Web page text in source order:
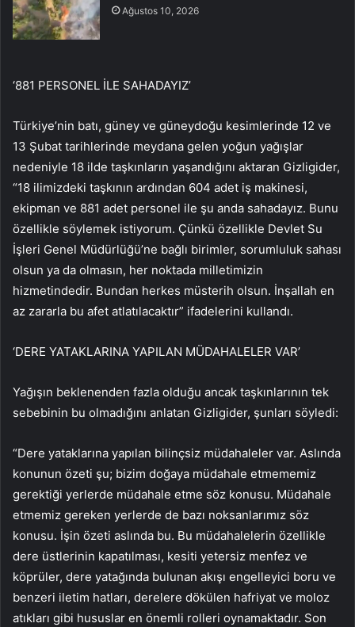
Ağustos 10, 2026
‘881 PERSONEL İLE SAHADAYIZ’
Türkiye’nin batı, güney ve güneydoğu kesimlerinde 12 ve
13 Şubat tarihlerinde meydana gelen yoğun yağışlar
nedeniyle 18 ilde taşkınların yaşandığını aktaran Gizligider,
“18 ilimizdeki taşkının ardından 604 adet iş makinesi,
ekipman ve 881 adet personel ile şu anda sahadayız. Bunu
özellikle söylemek istiyorum. Çünkü özellikle Devlet Su
İşleri Genel Müdürlüğü’ne bağlı birimler, sorumluluk sahası
olsun ya da olmasın, her noktada milletimizin
hizmetindedir. Bundan herkes müsterih olsun. İnşallah en
az zararla bu afet atlatılacaktır” ifadelerini kullandı.
‘DERE YATAKLARINA YAPILAN MÜDAHALELER VAR’
Yağışın beklenenden fazla olduğu ancak taşkınlarının tek
sebebinin bu olmadığını anlatan Gizligider, şunları söyledi:
“Dere yataklarına yapılan bilinçsiz müdahaleler var. Aslında
konunun özeti şu; bizim doğaya müdahale etmememiz
gerektiği yerlerde müdahale etme söz konusu. Müdahale
etmemiz gereken yerlerde de bazı noksanlarımız söz
konusu. İşin özeti aslında bu. Bu müdahalelerin özellikle
dere üstlerinin kapatılması, kesiti yetersiz menfez ve
köprüler, dere yatağında bulunan akışı engelleyici boru ve
benzeri iletim hatları, derelere dökülen hafriyat ve moloz
atıkları gibi hususlar en önemli rolleri oynamaktadır. Son